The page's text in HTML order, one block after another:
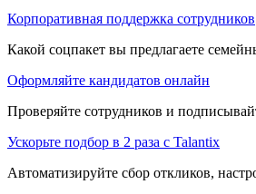
Корпоративная поддержка сотрудников
Какой соцпакет вы предлагаете
Оформляйте кандидатов онлайн
Проверяйте сотрудников и
Ускорьте подбор в 2 раза с Talantix
Автоматизируйте сбор откликов,